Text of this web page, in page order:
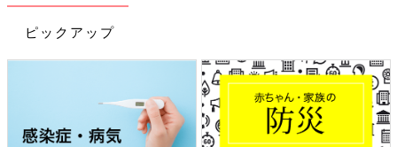
ピックアップ